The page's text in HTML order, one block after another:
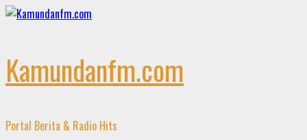
Skip
Kamundanfm.com
Portal Berita & Radio Hits